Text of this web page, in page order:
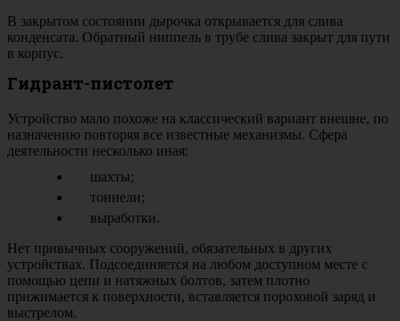
В закрытом состоянии дырочка открывается для слива
конденсата. Обратный ниппель в трубе слива закрыт для пути
в корпус.
Гидрант-пистолет
Устройство мало похоже на классический вариант внешне, по
назначению повторяя все известные механизмы. Сфера
деятельности несколько иная:
шахты;
тоннели;
выработки.
Нет привычных сооружений, обязательных в других
устройствах. Подсоединяется на любом доступном месте с
помощью цепи и натяжных болтов, затем плотно
прижимается к поверхности, вставляется пороховой заряд и
выстрелом.